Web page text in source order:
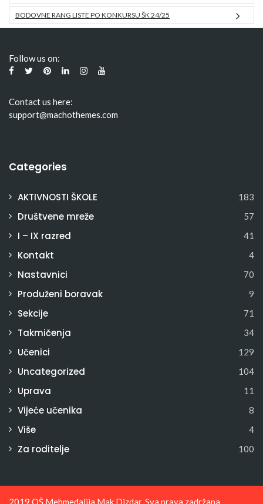
BODOVNE RANG LISTE PO KONKURSU ŠK 24/25
Follow us on:
Contact us here:
support@machothemes.com
Categories
AKTIVNOSTI ŠKOLE 183
Društvene mreže 57
I – IX razred 41
Kontakt 4
Nastavnici 70
Produženi boravak 9
Sekcije 71
Takmičenja 34
Učenici 129
Uncategorized 104
Uprava 11
Vijeće učenika 8
Više 4
Za roditelje 100
2019 OŠ Mehmedalija Mak Dizdar. Sva prava zadržana.